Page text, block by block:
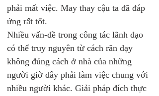
phải mất việc. May thay cậu ta đã đáp
ứng rất tốt.
Nhiều vấn-đề trong công tác lãnh đạo
có thể truy nguyên từ cách răn dạy
không đúng cách ở nhà của những
người giờ đây phải làm việc chung với
nhiều người khác. Giải pháp đích thực